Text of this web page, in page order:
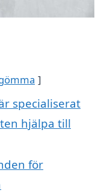
specialiserat
hjälpa till
för